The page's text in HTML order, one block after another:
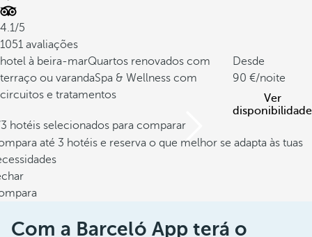
4.1/5
1051 avaliações
hotel à beira-marQuartos renovados com
terraço ou varandaSpa & Wellness com
circuitos e tratamentos
Desde
90
/noite
Ver
disponibilidade
hotéis selecionados para comparar
até 3 hotéis e reserva o que melhor se adapta às tuas
Com a Barceló App terá o